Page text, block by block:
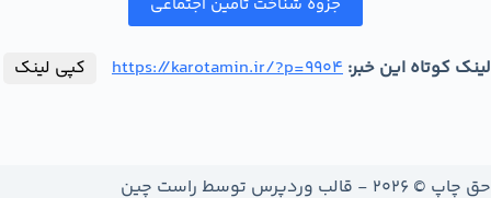
لینک کوتاه این خبر: https://karotamin.ir/?p=9904 کپی لینک
حق چاپ © 2026 - قالب وردپرس توسط راست چین